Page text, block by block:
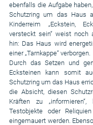
ebenfalls die Aufgabe
Schutzring um das Haus
Kinderreim „Eckstein,
versteckt sein“ weist noch
hin: Das Haus wird
einer „Tarnkappe“ verborgen.
Durch das Setzen und
Ecksteinen kann somit
Schutzring um das Haus
die Absicht, diesen
Kräften zu „informieren“,
Testobjekte oder
eingemauert werden.